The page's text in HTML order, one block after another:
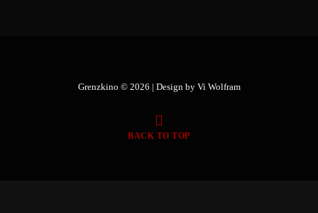
Grenzkino © 2026 | Design by Vi Wolfram
BACK TO TOP